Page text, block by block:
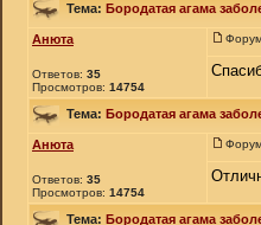
Тема: Бородатая агама
Анюта
Ответов: 35
Просмотров: 14754
Тема: Бородатая агама
Анюта
Ответов: 35
Просмотров: 14754
Тема: Бородатая агама